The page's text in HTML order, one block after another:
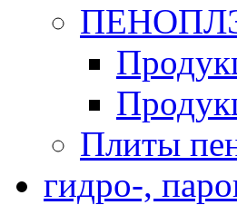
Плиты
гидро-,